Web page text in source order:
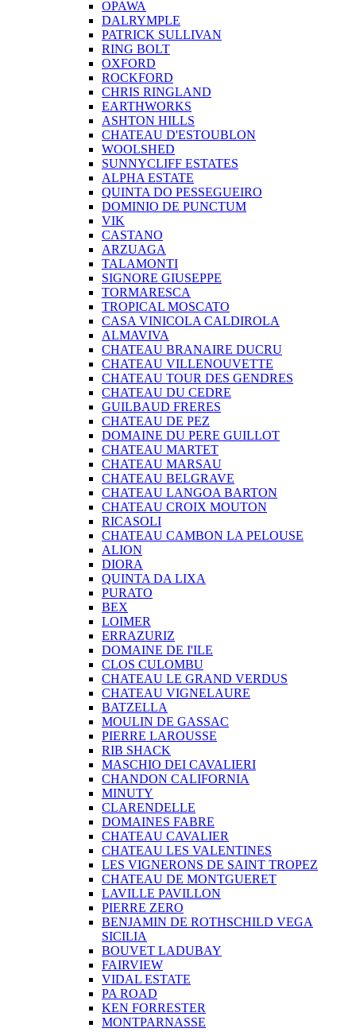
OPAWA
DALRYMPLE
PATRICK SULLIVAN
RING BOLT
OXFORD
ROCKFORD
CHRIS RINGLAND
EARTHWORKS
ASHTON HILLS
CHATEAU D'ESTOUBLON
WOOLSHED
SUNNYCLIFF ESTATES
ALPHA ESTATE
QUINTA DO PESSEGUEIRO
DOMINIO DE PUNCTUM
VIK
CASTANO
ARZUAGA
TALAMONTI
SIGNORE GIUSEPPE
TORMARESCA
TROPICAL MOSCATO
CASA VINICOLA CALDIROLA
ALMAVIVA
CHATEAU BRANAIRE DUCRU
CHATEAU VILLENOUVETTE
CHATEAU TOUR DES GENDRES
CHATEAU DU CEDRE
GUILBAUD FRERES
CHATEAU DE PEZ
DOMAINE DU PERE GUILLOT
CHATEAU MARTET
CHATEAU MARSAU
CHATEAU BELGRAVE
CHATEAU LANGOA BARTON
CHATEAU CROIX MOUTON
RICASOLI
CHATEAU CAMBON LA PELOUSE
ALION
DIORA
QUINTA DA LIXA
PURATO
BEX
LOIMER
ERRAZURIZ
DOMAINE DE I'ILE
CLOS CULOMBU
CHATEAU LE GRAND VERDUS
CHATEAU VIGNELAURE
BATZELLA
MOULIN DE GASSAC
PIERRE LAROUSSE
RIB SHACK
MASCHIO DEI CAVALIERI
CHANDON CALIFORNIA
MINUTY
CLARENDELLE
DOMAINES FABRE
CHATEAU CAVALIER
CHATEAU LES VALENTINES
LES VIGNERONS DE SAINT TROPEZ
CHATEAU DE MONTGUERET
LAVILLE PAVILLON
PIERRE ZERO
BENJAMIN DE ROTHSCHILD VEGA
SICILIA
BOUVET LADUBAY
FAIRVIEW
VIDAL ESTATE
PA ROAD
KEN FORRESTER
MONTPARNASSE